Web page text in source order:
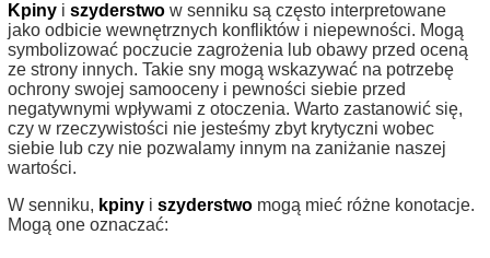
Kpiny i szyderstwo w senniku są często interpretowane
jako odbicie wewnętrznych konfliktów i niepewności. Mogą
symbolizować poczucie zagrożenia lub obawy przed oceną
ze strony innych. Takie sny mogą wskazywać na potrzebę
ochrony swojej samooceny i pewności siebie przed
negatywnymi wpływami z otoczenia. Warto zastanowić się,
czy w rzeczywistości nie jesteśmy zbyt krytyczni wobec
siebie lub czy nie pozwalamy innym na zaniżanie naszej
wartości.
W senniku, kpiny i szyderstwo mogą mieć różne konotacje.
Mogą one oznaczać: